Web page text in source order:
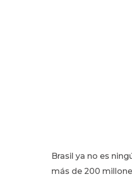
Brasil ya no es
más de 200